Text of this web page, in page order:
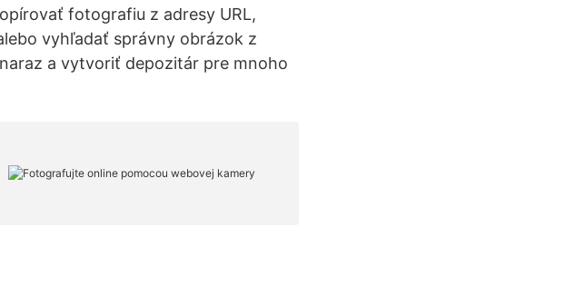
fotografiu z adresy URL,
vyhľadať správny obrázok z
a vytvoriť depozitár pre mnoho